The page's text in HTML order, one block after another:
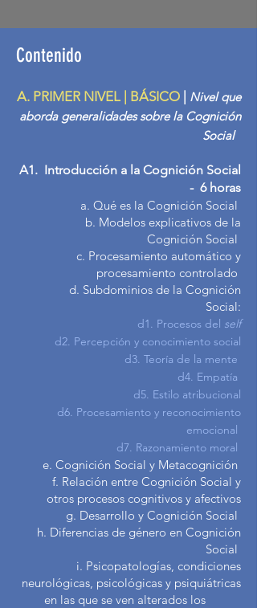
Contenido
A. PRIMER NIVEL | BÁSICO
Nivel que
aborda generalidades sobre la Cognición
Social
A1. Introducción a la Cognición Social
- 6 horas
a. Qué es la Cognición Social
b. Modelos explicativos de la
Cognición Social
c. Procesamiento automático y
procesamiento controlado
d. Subdominios de la Cognición
Social:
d1. Procesos del self
d2. Percepción y conocimiento social
d3. Teoría de la mente
d4. Empatía
d5. Estilo atribucional
d6. Procesamiento y reconocimiento
emocional
d7. Razonamiento moral
e. Cognición Social y Metacognición
f. Relación entre Cognición Social y
otros procesos cognitivos y afectivos
g. Desarrollo y Cognición Social
h. Diferencias de género en Cognición
Social
i. Psicopatologías, condiciones
neurológicas, psicológicas y psiquiátricas
en las que se ven alterados los